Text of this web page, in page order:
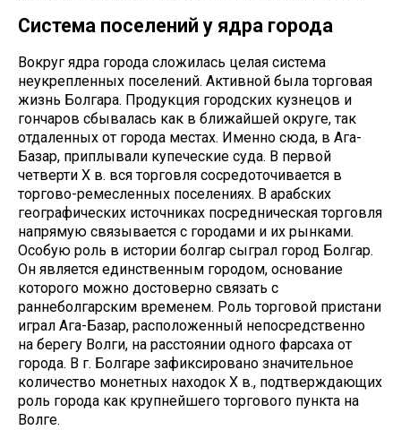
Система поселений у ядра города
Вокруг ядра города сложилась целая система
неукрепленных поселений. Активной была торговая
жизнь Болгара. Продукция городских кузнецов и
гончаров сбывалась как в ближайшей округе, так
отдаленных от города местах. Именно сюда, в Ага-
Базар, приплывали купеческие суда. В первой
четверти Х в. вся торговля сосредоточивается в
торгово-ремесленных поселениях. В арабских
географических источниках посредническая торговля
напрямую связывается с городами и их рынками.
Особую роль в истории болгар сыграл город Болгар.
Он является единственным городом, основание
которого можно достоверно связать с
раннеболгарским временем. Роль торговой пристани
играл Ага-Базар, расположенный непосредственно
на берегу Волги, на расстоянии одного фарсаха от
города. В г. Болгаре зафиксировано значительное
количество монетных находок Х в., подтверждающих
роль города как крупнейшего торгового пункта на
Волге.